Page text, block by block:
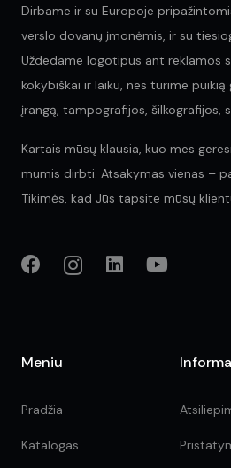
Dirbame ir su Europoje
verslo dovanų įmonėmis, ir su
Uždedame logotipus ant reklamos
kokybiškai ir laiku, nes turime
įrangą, tampografijos, šilkografijos,
Kartais mūsų klausia, kuo mes
mumis dirbti. Atsakymas vienas –
Tikimės, kad Jūs tapsite mūsų
Meniu
Pradžia
Katalogas